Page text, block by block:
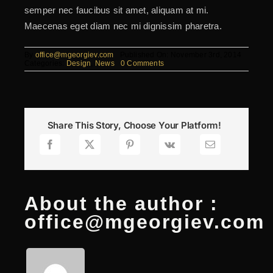
semper nec faucibus sit amet, aliquam at mi.
Maecenas eget diam nec mi dignissim pharetra.
office@mgeorgiev.com
Design News 0 Commentson
Eleifend
Share This Story, Choose Your Platform!
About the author :
office@mgeorgiev.com